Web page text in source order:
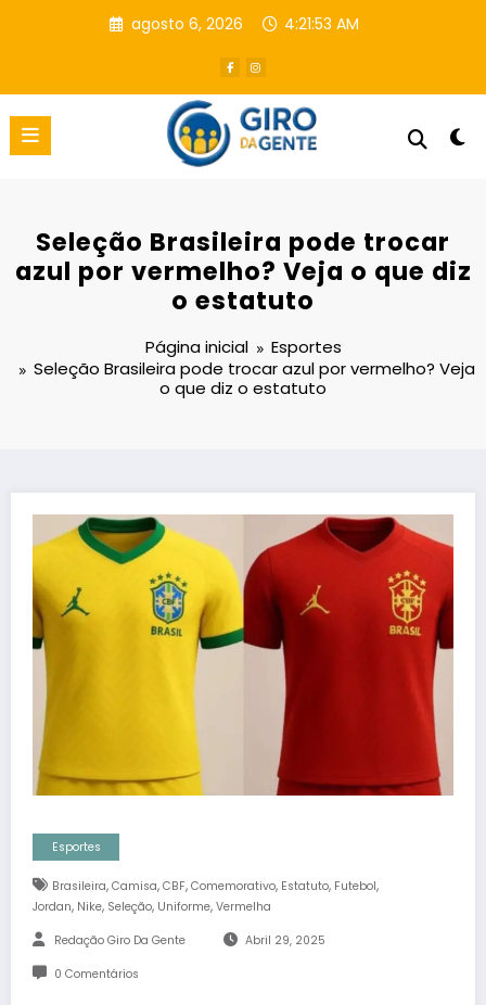
agosto 6, 2026 4:21:53 AM
Seleção Brasileira pode trocar
azul por vermelho? Veja o que diz
o estatuto
Página inicial
Esportes
Seleção Brasileira pode trocar azul por vermelho? Veja
o que diz o estatuto
Esportes
Brasileira, Camisa, CBF, Comemorativo, Estatuto, Futebol,
Jordan, Nike, Seleção, Uniforme, Vermelha
Redação Giro Da Gente Abril 29, 2025
0 Comentários